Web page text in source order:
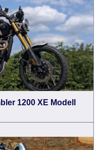
1200 XE Modell